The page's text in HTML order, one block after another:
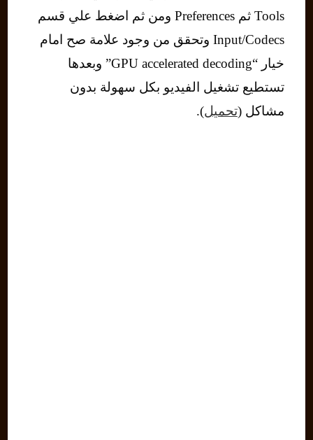
Tools ثم Preferences ومن ثم اضغط علي قسم
Input/Codecs وتحقق من وجود علامة صح امام
خيار “GPU accelerated decoding” وبعدها
تستطيع تشغيل الفيديو بكل سهولة بدون
مشاكل (تحميل).